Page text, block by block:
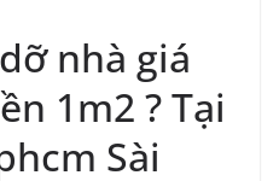
nhà giá
1m2 ? Tại
Sài